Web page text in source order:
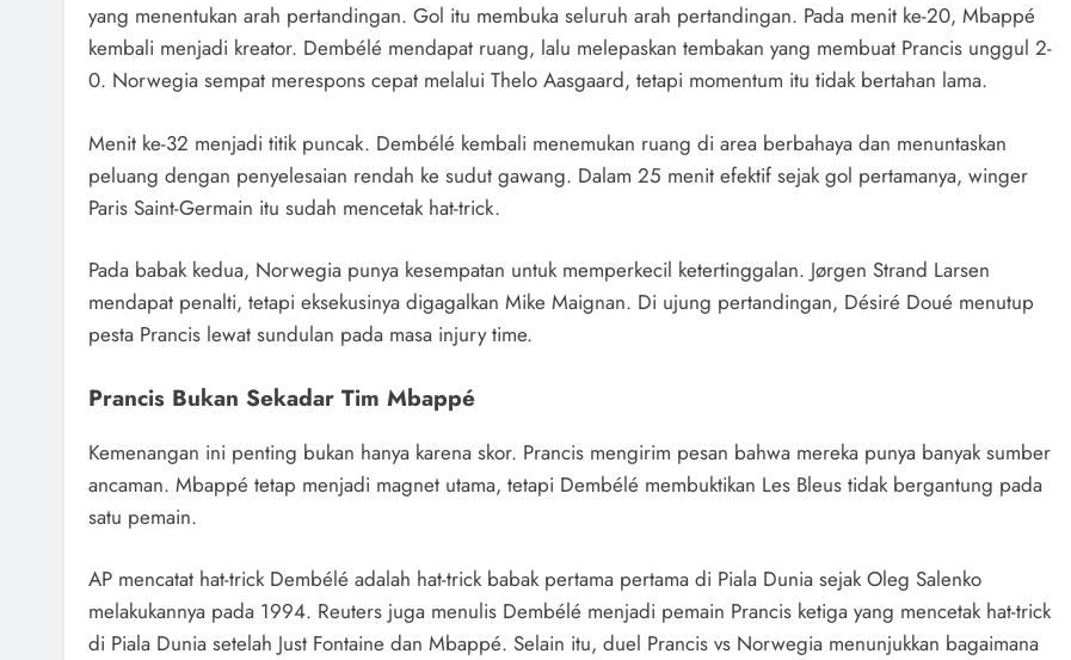
yang menentukan arah pertandingan. Gol itu membuka seluruh arah pertandingan. Pada menit ke-20, Mbappé
kembali menjadi kreator. Dembélé mendapat ruang, lalu melepaskan tembakan yang membuat Prancis unggul 2-
0. Norwegia sempat merespons cepat melalui Thelo Aasgaard, tetapi momentum itu tidak bertahan lama.
Menit ke-32 menjadi titik puncak. Dembélé kembali menemukan ruang di area berbahaya dan menuntaskan
peluang dengan penyelesaian rendah ke sudut gawang. Dalam 25 menit efektif sejak gol pertamanya, winger
Paris Saint-Germain itu sudah mencetak hat-trick.
Pada babak kedua, Norwegia punya kesempatan untuk memperkecil ketertinggalan. Jørgen Strand Larsen
mendapat penalti, tetapi eksekusinya digagalkan Mike Maignan. Di ujung pertandingan, Désiré Doué menutup
pesta Prancis lewat sundulan pada masa injury time.
Prancis Bukan Sekadar Tim Mbappé
Kemenangan ini penting bukan hanya karena skor. Prancis mengirim pesan bahwa mereka punya banyak sumber
ancaman. Mbappé tetap menjadi magnet utama, tetapi Dembélé membuktikan Les Bleus tidak bergantung pada
satu pemain.
AP mencatat hat-trick Dembélé adalah hat-trick babak pertama pertama di Piala Dunia sejak Oleg Salenko
melakukannya pada 1994. Reuters juga menulis Dembélé menjadi pemain Prancis ketiga yang mencetak hat-trick
di Piala Dunia setelah Just Fontaine dan Mbappé. Selain itu, duel Prancis vs Norwegia menunjukkan bagaimana